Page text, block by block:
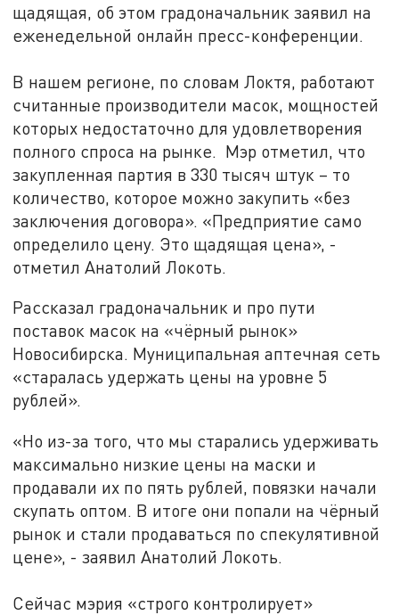
щадящая, об этом градоначальник заявил на
еженедельной онлайн пресс-конференции.
В нашем регионе, по словам Локтя, работают
считанные производители масок, мощностей
которых недостаточно для удовлетворения
полного спроса на рынке. Мэр отметил, что
закупленная партия в 330 тысяч штук – то
количество, которое можно закупить «без
заключения договора». «Предприятие само
определило цену. Это щадящая цена», -
отметил Анатолий Локоть.
Рассказал градоначальник и про пути
поставок масок на «чёрный рынок»
Новосибирска. Муниципальная аптечная сеть
«старалась удержать цены на уровне 5
рублей».
«Но из-за того, что мы старались удерживать
максимально низкие цены на маски и
продавали их по пять рублей, повязки начали
скупать оптом. В итоге они попали на чёрный
рынок и стали продаваться по спекулятивной
цене», - заявил Анатолий Локоть.
Сейчас мэрия «строго контролирует»